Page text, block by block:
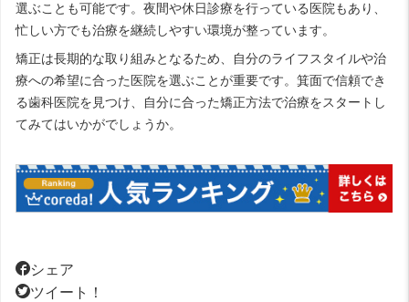
選ぶことも可能です。夜間や休日診療を行っている医院もあり、
忙しい方でも治療を継続しやすい環境が整っています。
矯正は長期的な取り組みとなるため、自分のライフスタイルや治
療への希望に合った医院を選ぶことが重要です。箕面で信頼でき
る歯科医院を見つけ、自分に合った矯正方法で治療をスタートし
てみてはいかがでしょうか。
シェア
ツイート！